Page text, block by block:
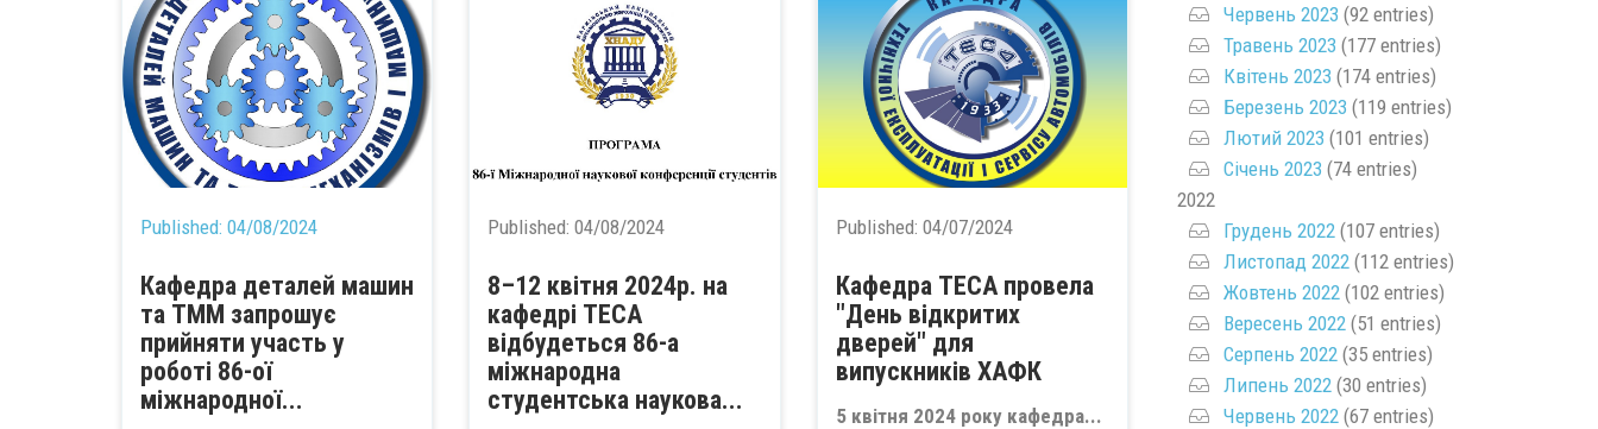
Published: 04/08/2024
Кафедра деталей машин
та ТММ запрошує
прийняти участь у
роботі 86-ої
міжнародної...
Published:04/08/2024
8–12 квітня 2024р. на
кафедрі ТЕСА
відбудеться 86-а
міжнародна
студентська наукова...
Published: 04/07/2024
Кафедра ТЕСА провела
"День відкритих
дверей" для
випускників ХАФК
5 квітня 2024 року кафедра...
Червень 2023 (92 entries)
Травень 2023 (177 entries)
Квітень 2023 (174 entries)
Березень 2023 (119 entries)
Лютий 2023 (101 entries)
Січень 2023 (74 entries)
2022
Грудень 2022(107 entries)
Листопад 2022(112 entries)
Жовтень 2022(102 entries)
Вересень 2022(51 entries)
Серпень 2022(35 entries)
Липень 2022(30 entries)
Червень 2022(67 entries)